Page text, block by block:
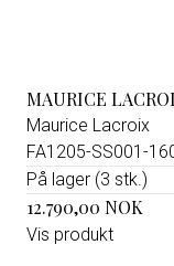
MAURICE
Maurice Lacroix
FA1205-SS001-
På lager (3 stk.)
12.790,00 NOK
Vis produkt